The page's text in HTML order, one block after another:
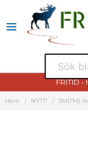
FRITID
Hem NYTT! 3M(TM)